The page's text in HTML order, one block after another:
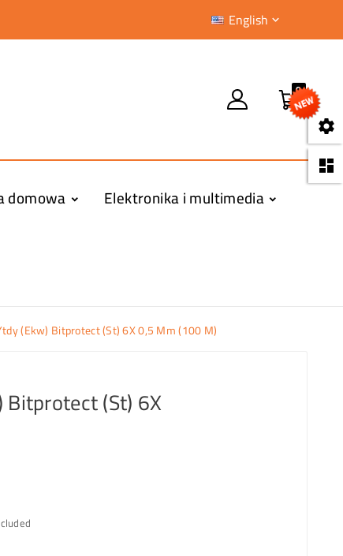


English 
0
domowa Elektronika i multimedia
(Ekw) Bitprotect (St) 6X 0,5 Mm (100 M)
(St) 6X